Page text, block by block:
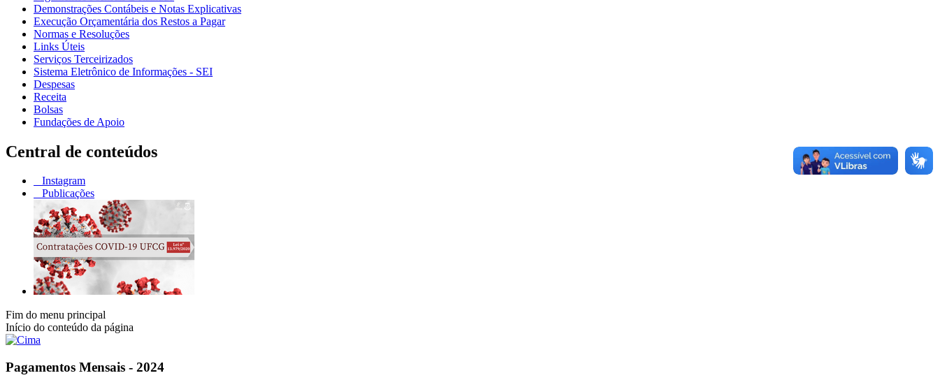
Demonstrações Contábeis e Notas Explicativas
Execução Orçamentária dos Restos a Pagar
Normas e Resoluções
Links Úteis
Serviços Terceirizados
Sistema Eletrônico de Informações - SEI
Despesas
Receita
Bolsas
Fundações de Apoio
Central de conteúdos
Instagram
Publicações
Fim do menu principal
Início do conteúdo da página
Pagamentos Mensais - 2024